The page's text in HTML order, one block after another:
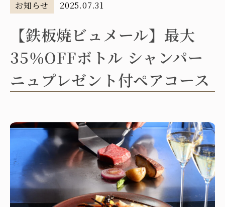
お知らせ 2025.07.31
【鉄板焼ビュメール】最大
35％OFFボトル シャンパー
ニュプレゼント付ペアコース